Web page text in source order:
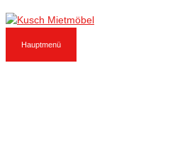
Hauptmenü